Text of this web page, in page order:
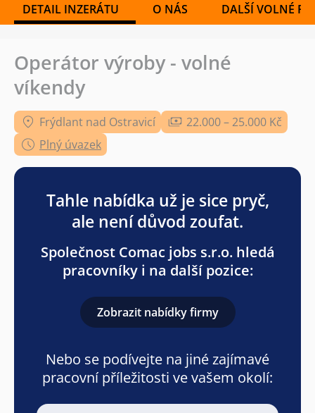
DETAIL INZERÁTU O NÁS DALŠÍ VOLNÉ
Operátor výroby - volné
víkendy
Frýdlant nad Ostravicí
22.000 – 25.000 Kč
Plný úvazek
Tahle nabídka už je sice pryč,
ale není důvod zoufat.
Společnost Comac jobs s.r.o. hledá
pracovníky i na další pozice:
Zobrazit nabídky firmy
Nebo se podívejte na jiné zajímavé
pracovní příležitosti ve vašem okolí: